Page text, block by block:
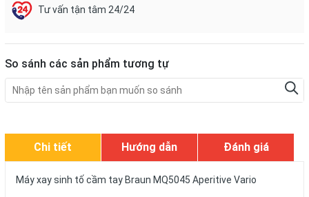
Tư vấn tận tâm 24/24
So sánh các sản phẩm tương tự
Chi tiết Hướng dẫn Đánh giá
Máy xay sinh tố cầm tay Braun MQ5045 Aperitive Vario